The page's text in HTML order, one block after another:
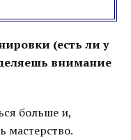
(есть ли у
внимание
больше и,
мастерство.